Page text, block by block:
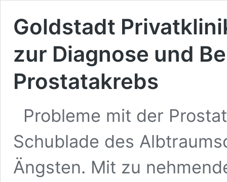
Goldstadt
zur Diagnose und
Prostatakrebs
Probleme mit der
Schublade des
Ängsten. Mit zu